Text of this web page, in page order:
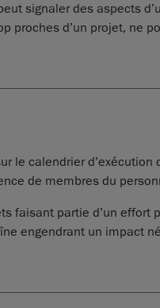
signaler des aspects
proches d’un projet, ne
le calendrier d’exécution
de membres du
faisant partie d’un effort
engendrant un impact